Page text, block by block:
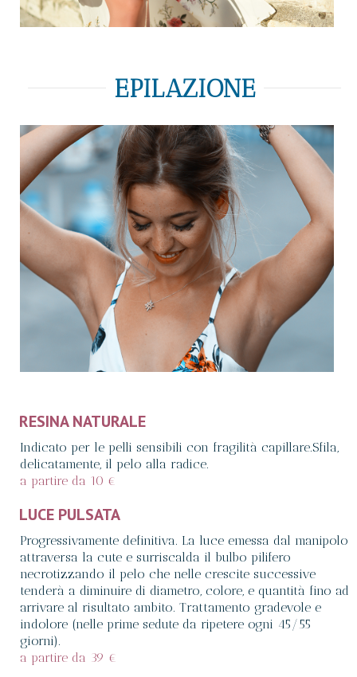
EPILAZIONE
RESINA NATURALE
Indicato per le pelli sensibili con fragilità capillare.Sfila,
delicatamente, il pelo alla radice.
a partire da 10 €
LUCE PULSATA
Progressivamente definitiva. La luce emessa dal manipolo
attraversa la cute e surriscalda il bulbo pilifero
necrotizzando il pelo che nelle crescite successive
tenderà a diminuire di diametro, colore, e quantità fino ad
arrivare al risultato ambito. Trattamento gradevole e
indolore (nelle prime sedute da ripetere ogni 45/55
giorni).
a partire da 39 €